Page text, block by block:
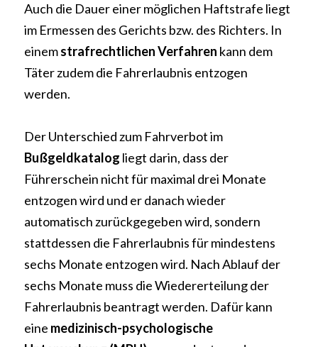
Auch die Dauer einer möglichen Haftstrafe liegt
im Ermessen des Gerichts bzw. des Richters. In
einem strafrechtlichen Verfahren kann dem
Täter zudem die Fahrerlaubnis entzogen
werden.
Bußgeldkatalog liegt darin, dass der
Führerschein nicht für maximal drei Monate
entzogen wird und er danach wieder
automatisch zurückgegeben wird, sondern
stattdessen die Fahrerlaubnis für mindestens
sechs Monate entzogen wird. Nach Ablauf der
sechs Monate muss die Wiedererteilung der
Fahrerlaubnis beantragt werden. Dafür kann
eine medizinisch-psychologische